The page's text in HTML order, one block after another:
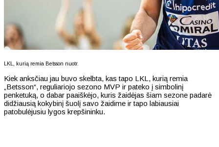
LKL, kurią remia Betsson nuotr.
Kiek anksčiau jau buvo skelbta, kas tapo LKL, kurią remia
„Betsson“, reguliariojo sezono MVP ir pateko į simbolinį
penketuką, o dabar paaiškėjo, kuris žaidėjas šiam sezone padarė
didžiausią kokybinį šuolį savo žaidime ir tapo labiausiai
patobulėjusiu lygos krepšininku.